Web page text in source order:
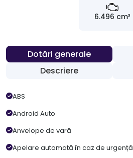
6.496 cm³
Dotări generale
Descriere
ABS
Android Auto
Anvelope de vară
Apelare automată în caz de urgență